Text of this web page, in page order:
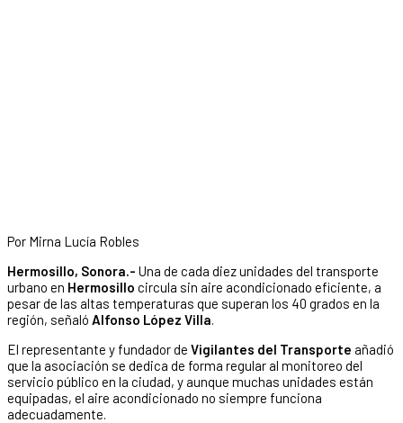
Por Mirna Lucía Robles
Hermosillo, Sonora.- Una de cada diez unidades del transporte
urbano en Hermosillo circula sin aire acondicionado eficiente, a
pesar de las altas temperaturas que superan los 40 grados en la
región, señaló Alfonso López Villa.
El representante y fundador de Vigilantes del Transporte añadió
que la asociación se dedica de forma regular al monitoreo del
servicio público en la ciudad, y aunque muchas unidades están
equipadas, el aire acondicionado no siempre funciona
adecuadamente.